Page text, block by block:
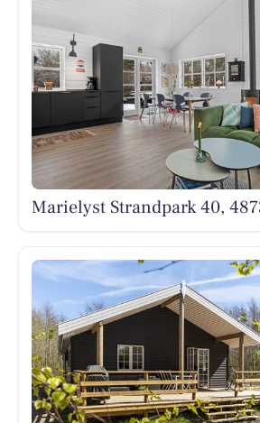
Marielyst Strandpark 40,